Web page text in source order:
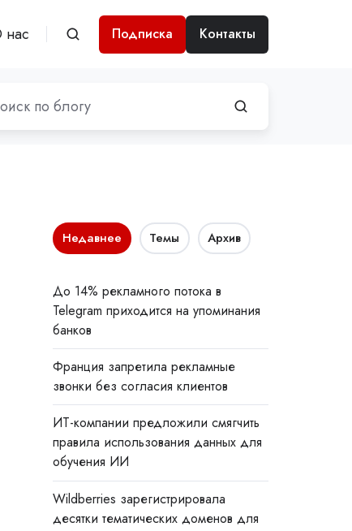
Подписка Контакты
Недавнее Темы Архив
До 14% рекламного потока в
Telegram приходится на упоминания
банков
Франция запретила рекламные
звонки без согласия клиентов
ИТ-компании предложили смягчить
правила использования данных для
обучения ИИ
Wildberries зарегистрировала
десятки тематических доменов для